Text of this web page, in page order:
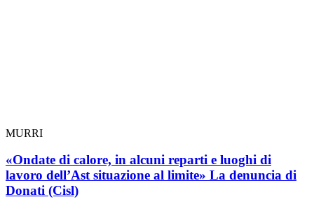
MURRI
«Ondate di calore, in alcuni reparti e luoghi di
lavoro dell’Ast situazione al limite» La denuncia di
Donati (Cisl)